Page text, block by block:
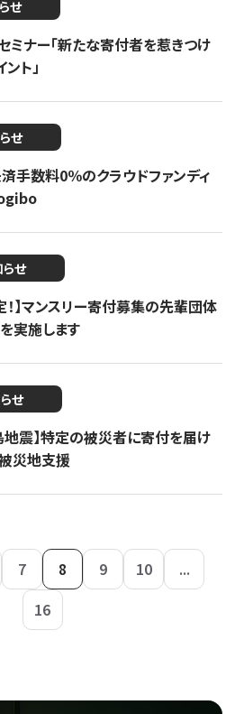
せ
ナー「新たな寄付者を惹きつけ
ト」
せ
手数料0％のクラウドファンディ
せ
】マンスリー寄付募集の先輩団体
実施します
せ
震】特定の被災者に寄付を届け
災地支援
7 8 9 10
...
16